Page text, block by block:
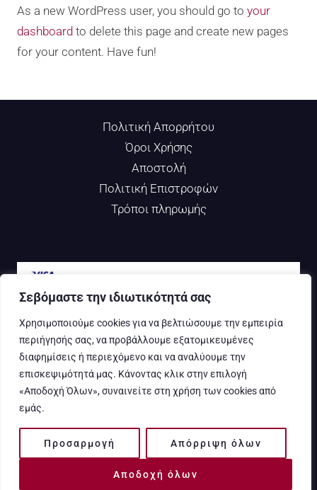
Σεβόμαστε την ιδιωτικότητά σας
Χρησιμοποιούμε cookies για να βελτιώσουμε την εμπειρία
περιήγησής σας, να προβάλλουμε εξατομικευμένες
διαφημίσεις ή περιεχόμενο και να αναλύουμε την
επισκεψιμότητά μας. Κάνοντας κλικ στην επιλογή
«Αποδοχή Όλων», συναινείτε στη χρήση των cookies από
εμάς.
Προσαρμογή Απόρριψη όλων
Αποδοχή όλων
As a new WordPress user, you should go to your
dashboard to delete this page and create new pages
for your content. Have fun!
Πολιτική Απορρήτου
Όροι Χρήσης
Αποστολή
Πολιτική Επιστροφών
Τρόποι πληρωμής
© 2025 KROCUS KOZANIS. ALL RIGHTS RESERVED.
ORGANIC GREEK RED SAFFRON (KROKOS KOZANIS)